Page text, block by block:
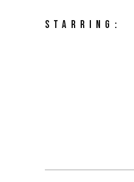
STARRING: